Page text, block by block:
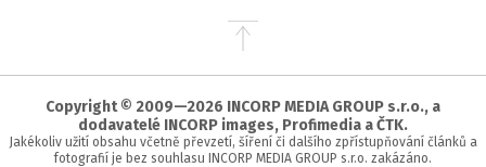
Přejít
stránky
Copyright © 2009—2026 INCORP MEDIA GROUP s.r.o., a
dodavatelé INCORP images, Profimedia a ČTK.
Jakékoliv užití obsahu včetně převzetí, šíření či dalšího zpřístupňování článků a
fotografií je bez souhlasu INCORP MEDIA GROUP s.r.o. zakázáno.